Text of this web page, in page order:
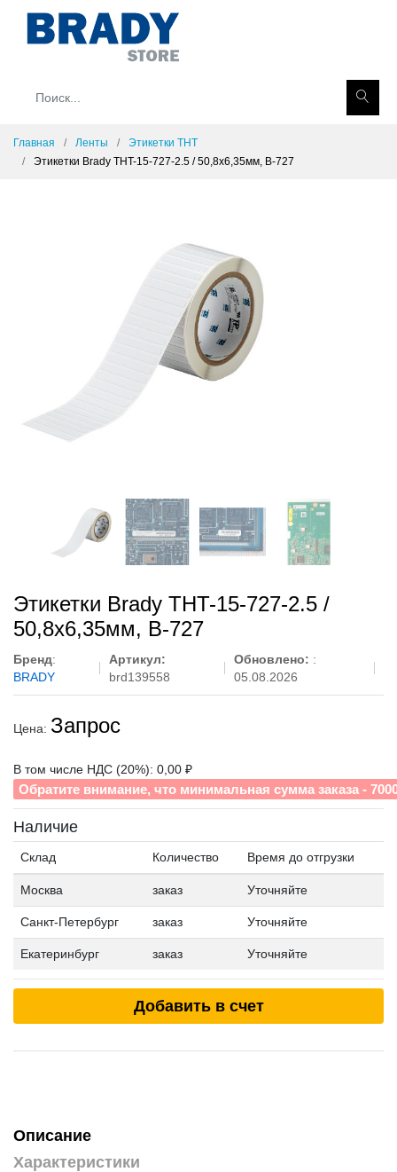
Главная Ленты
Этикетки THT
Этикетки Brady THT-15-727-2.5 / 50,8x6,35мм, B-727
Этикетки Brady THT-15-727-2.5 /
50,8x6,35мм, B-727
Бренд:
BRADY
Артикул:
brd139558
Обновлено: :
05.08.2026
Цена: Запрос
В том числе НДС (20%): 0,00 ₽
Обратите внимание, что минимальная сумма заказа -
Наличие
Склад Количество Время до отгрузки
Москва заказ Уточняйте
Санкт-Петербург заказ Уточняйте
Екатеринбург заказ Уточняйте
Добавить в счет
Описание
Характеристики